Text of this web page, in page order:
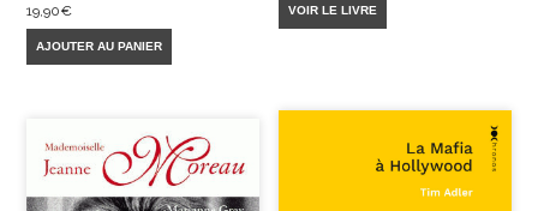
19,90€
AJOUTER AU PANIER
VOIR LE LIVRE